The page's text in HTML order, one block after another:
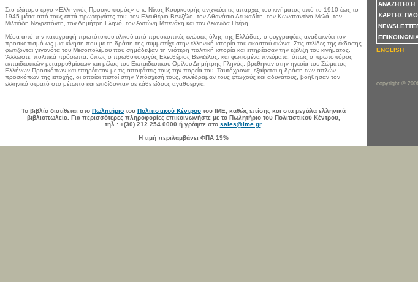
Στο εξάτομο έργο «Ελληνικός Προσκοπισμός» ο κ. Νίκος Κουρκουρής ανιχνεύει τις απαρχές του κινήματος από το 1910 έως το
1945 μέσα από τους επτά πρωτεργάτες του: τον Ελευθέριο Βενιζέλο, τον Αθανάσιο Λευκαδίτη, τον Κωνσταντίνο Μελά, τον
Μιλτιάδη Νεγρεπόντη, τον Δημήτρη Γληνό, τον Αντώνη Μπενάκη και τον Λεωνίδα Πτέρη.
Μέσα από την καταγραφή πρωτότυπου υλικού από προσκοπικές ενώσεις όλης της Ελλάδας, ο συγγραφέας αναδεικνύει τον
προσκοπισμό ως μια κίνηση που με τη δράση της συμμετείχε στην ελληνική ιστορία του εικοστού αιώνα. Στις σελίδες της έκδοσης
φωτίζονται γεγονότα του Μεσοπολέμου που σημάδεψαν τη νεότερη πολιτική ιστορία και επηρέασαν την εξέλιξη του κινήματος.
'Aλλωστε, πολιτικά πρόσωπα, όπως ο πρωθυπουργός Ελευθέριος Βενιζέλος, και φωτισμένα πνεύματα, όπως ο πρωτοπόρος
εκπαιδευτικών μεταρρυθμίσεων και μέλος του Εκπαιδευτικού Ομίλου Δημήτρης Γληνός, βρέθηκαν στην ηγεσία του Σώματος
Ελλήνων Προσκόπων και επηρέασαν με τις αποφάσεις τους την πορεία του. Ταυτόχρονα, εξαίρεται η δράση των απλών
προσκόπων της εποχής, οι οποίοι πιστοί στην Υπόσχεσή τους, συνέδραμαν τους φτωχούς και αδυνάτους, βοήθησαν τον
ελληνικό στρατό στο μέτωπο και επιδίδονταν σε κάθε είδους αγαθοεργία.
Το βιβλίο διατίθεται στο Πωλητήριο του Πολιτιστικού Κέντρου του ΙΜΕ, καθώς επίσης και στα μεγάλα ελληνικά
βιβλιοπωλεία. Για περισσότερες πληροφορίες επικοινωνήστε με το Πωλητήριο του Πολιτιστικού Κέντρου,
τηλ.: +(30) 212 254 0000 ή γράψτε στο sales@ime.gr.
Η τιμή περιλαμβάνει ΦΠΑ 19%
ΑΝΑΖΗΤΗΣΗ
ΧΑΡΤΗΣ
ENGLISH
copyright ©